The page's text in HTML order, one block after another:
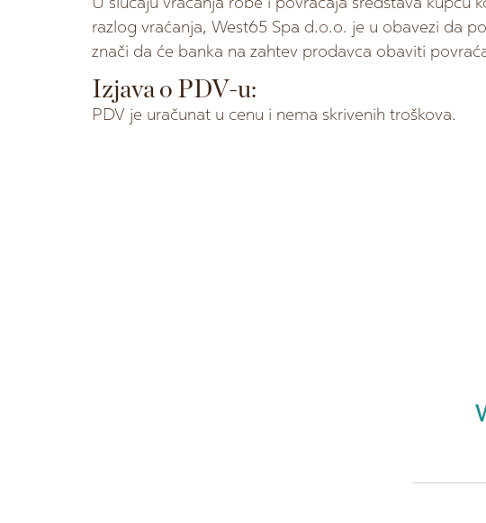
razlog vraćanja, West65 Spa d.o.o. je u obavezi da
znači da će banka na zahtev prodavca obaviti
Izjava o PDV-u:
PDV je uračunat u cenu i nema skrivenih troškova.